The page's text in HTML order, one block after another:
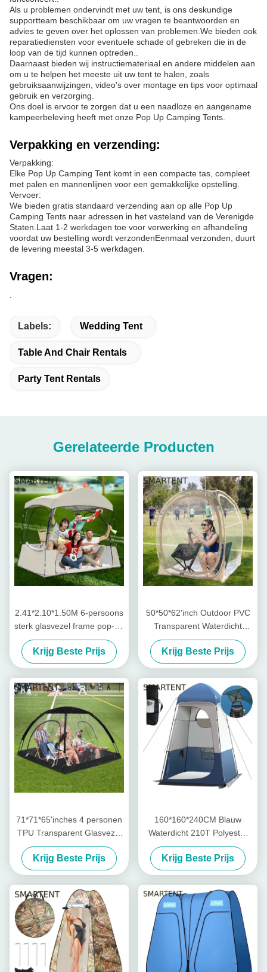
Als u problemen ondervindt met uw tent, is ons deskundige
supportteam beschikbaar om uw vragen te beantwoorden en
advies te geven over het oplossen van problemen.We bieden ook
reparatiediensten voor eventuele schade of gebreken die in de
loop van de tijd kunnen optreden..
Daarnaast bieden wij instructiemateriaal en andere middelen aan
om u te helpen het meeste uit uw tent te halen, zoals
gebruiksaanwijzingen, video's over montage en tips voor optimaal
gebruik en verzorging.
Ons doel is ervoor te zorgen dat u een naadloze en aangename
kampeerbeleving heeft met onze Pop Up Camping Tents.
Verpakking en verzending:
Verpakking:
Elke Pop Up Camping Tent komt in een compacte tas, compleet
met palen en mannenlijnen voor een gemakkelijke opstelling.
Vervoer:
We bieden gratis standaard verzending aan op alle Pop Up
Camping Tents naar adressen in het vasteland van de Verenigde
Staten.Laat 1-2 werkdagen toe voor verwerking en afhandeling
voordat uw bestelling wordt verzondenEenmaal verzonden, duurt
de levering meestal 3-5 werkdagen.
Vragen:
Labels: Wedding Tent
Table And Chair Rentals
Party Tent Rentals
Gerelateerde Producten
2.41*2.10*1.50M 6-persoons
sterk glasvezel frame pop-up
sport tenten met UV
bescherming en waterdicht
ontwerp
Krijg Beste Prijs
50*50*62'inch Outdoor PVC
Transparent Waterdicht
Eénlaag Glasvezel Frame
Pop Up Sporttent Met UV
Bescherming
Krijg Beste Prijs
71*71*65'inches 4 personen
TPU Transparent Glasvezel
Frame Quick Set Up
Waterdicht UV Bescherming
Pop Up Sports Tent
Krijg Beste Prijs
160*160*240CM Blauw
Waterdicht 210T Polyester
Pop Up Privacy Tenten Met
UV Bescherming Voor
Kamperen En Outdoor
Evenementen
Krijg Beste Prijs